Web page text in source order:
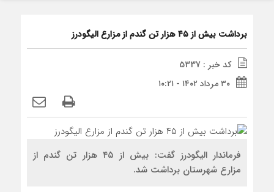
برداشت بیش از ۴۵ هزار تن گندم از مزارع الیگودرز
کد خبر : 5337
۳۰ مرداد ۱۴۰۲ - ۱۰:۲۱
فرماندار الیگودرز گفت: بیش از ۴۵ هزار تن گندم از
مزارع شهرستان برداشت شد.